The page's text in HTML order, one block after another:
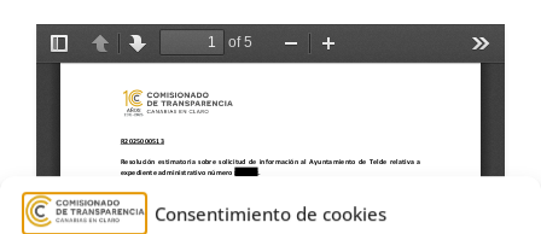
Consentimiento de cookies